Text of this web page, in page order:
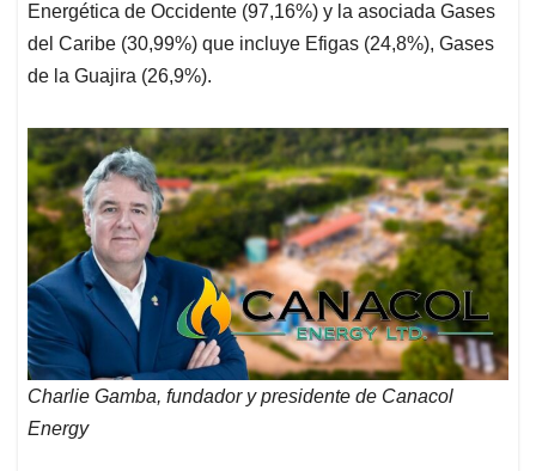
Energética de Occidente (97,16%) y la asociada Gases
del Caribe (30,99%) que incluye Efigas (24,8%), Gases
de la Guajira (26,9%).
Charlie Gamba, fundador y presidente de Canacol
Energy